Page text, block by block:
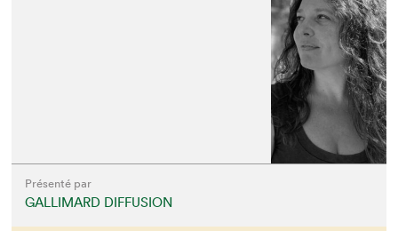
Présenté par
GALLIMARD DIFFUSION